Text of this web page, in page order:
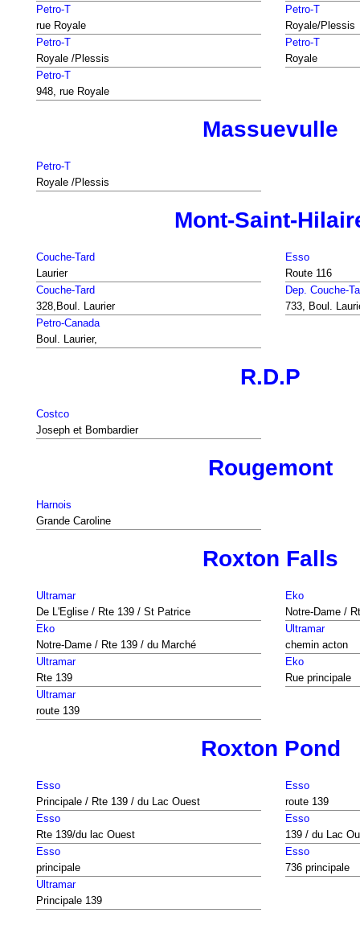
Petro-T
rue Royale
Petro-T
Royale/Plessis
Petro-T
Royale /Plessis
Petro-T
Royale
Petro-T
948, rue Royale
Massuevulle
Petro-T
Royale /Plessis
Mont-Saint-
Couche-Tard
Laurier
Esso
Route 116
Couche-Tard
328,Boul. Laurier
Dep. Couche-
733, Boul.
Petro-Canada
Boul. Laurier,
R.D.P
Costco
Joseph et Bombardier
Rougemont
Harnois
Grande Caroline
Roxton Falls
Ultramar
De L'Eglise / Rte 139 / St Patrice
Eko
Notre-Dame /
Eko
Notre-Dame / Rte 139 / du Marché
Ultramar
chemin acton
Ultramar
Rte 139
Eko
Rue principale
Ultramar
route 139
Roxton Pond
Esso
Principale / Rte 139 / du Lac Ouest
Esso
route 139
Esso
Rte 139/du lac Ouest
Esso
139 / du Lac
Esso
principale
Esso
736 principale
Ultramar
Principale 139